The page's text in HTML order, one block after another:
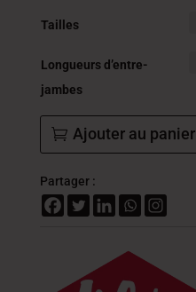
Tailles
Longueurs d’entre-
jambes
Ajouter au panier
Partager :